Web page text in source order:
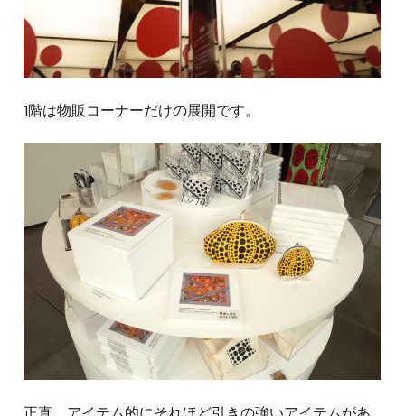
1階は物販コーナーだけの展開です。